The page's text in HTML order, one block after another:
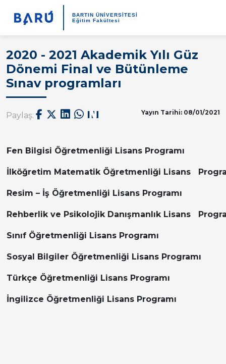
BARTIN ÜNİVERSİTESİ
Eğitim Fakültesi
2020 - 2021 Akademik Yılı Güz
Dönemi Final ve Bütünleme
Sınav programları
Paylaş: Yayın Tarihi: 08/01/2021
Fen Bilgisi Öğretmenliği Lisans Programı
İlköğretim Matematik Öğretmenliği Lisans
Resim – İş Öğretmenliği Lisans Programı
Rehberlik ve Psikolojik Danışmanlık Lisans
Sınıf Öğretmenliği Lisans Programı
Sosyal Bilgiler Öğretmenliği Lisans Programı
Türkçe Öğretmenliği Lisans Programı
İngilizce Öğretmenliği Lisans Programı